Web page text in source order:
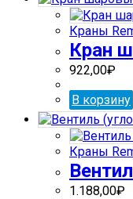
Краны
Кран
922,00₽
В корзину
Краны
1.188,00₽